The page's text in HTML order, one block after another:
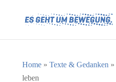
Home» Texte & Gedanken »
leben